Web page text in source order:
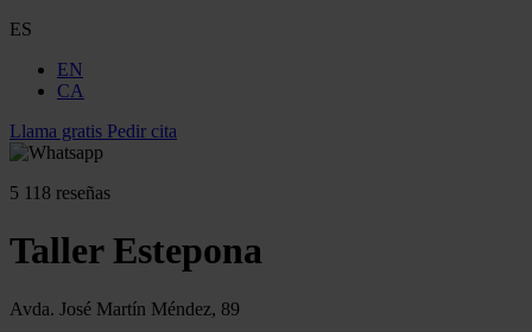
ES
EN
CA
Llama gratis Pedir cita
5 118 reseñas
Taller Estepona
Avda. José Martín Méndez, 89